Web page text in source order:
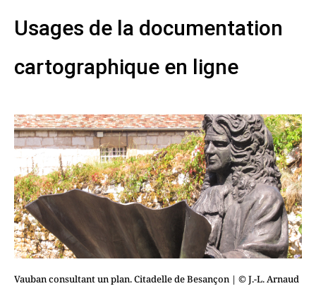
Vauban consultant un plan. Citadelle de Besançon | © J.-L. Arnaud
Usages de la documentation
cartographique en ligne